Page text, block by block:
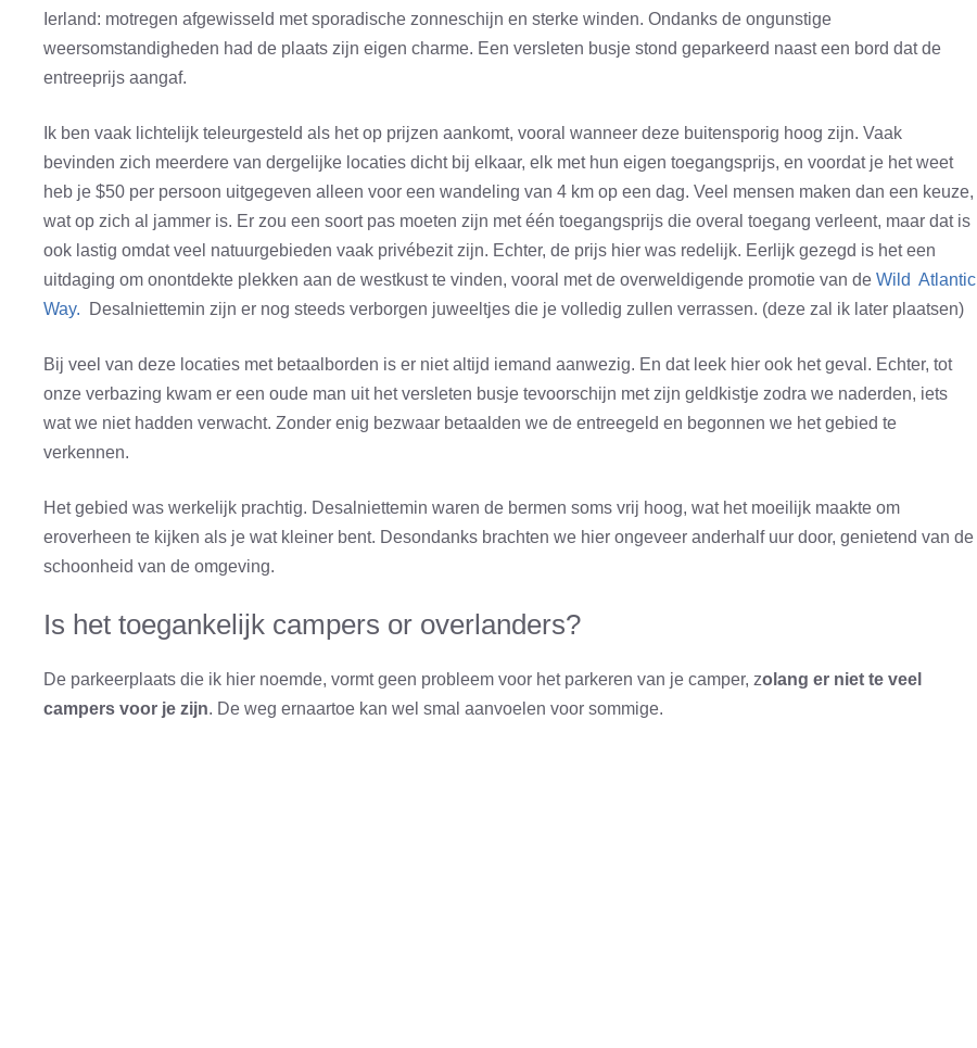
Ierland: motregen afgewisseld met sporadische zonneschijn en sterke winden. Ondanks de ongunstige
weersomstandigheden had de plaats zijn eigen charme. Een versleten busje stond geparkeerd naast een bord dat de
entreeprijs aangaf.
Ik ben vaak lichtelijk teleurgesteld als het op prijzen aankomt, vooral wanneer deze buitensporig hoog zijn. Vaak
bevinden zich meerdere van dergelijke locaties dicht bij elkaar, elk met hun eigen toegangsprijs, en voordat je het weet
heb je $50 per persoon uitgegeven alleen voor een wandeling van 4 km op een dag. Veel mensen maken dan een keuze,
wat op zich al jammer is. Er zou een soort pas moeten zijn met één toegangsprijs die overal toegang verleent, maar dat is
ook lastig omdat veel natuurgebieden vaak privébezit zijn. Echter, de prijs hier was redelijk. Eerlijk gezegd is het een
uitdaging om onontdekte plekken aan de westkust te vinden, vooral met de overweldigende promotie van de Wild Atlantic
Way.
Desalniettemin zijn er nog steeds verborgen juweeltjes die je volledig zullen verrassen. (deze zal ik later plaatsen)
Bij veel van deze locaties met betaalborden is er niet altijd iemand aanwezig. En dat leek hier ook het geval. Echter, tot
onze verbazing kwam er een oude man uit het versleten busje tevoorschijn met zijn geldkistje zodra we naderden, iets
wat we niet hadden verwacht. Zonder enig bezwaar betaalden we de entreegeld en begonnen we het gebied te
verkennen.
Het gebied was werkelijk prachtig. Desalniettemin waren de bermen soms vrij hoog, wat het moeilijk maakte om
eroverheen te kijken als je wat kleiner bent. Desondanks brachten we hier ongeveer anderhalf uur door, genietend van de
schoonheid van de omgeving.
Is het toegankelijk campers or overlanders?
De parkeerplaats die ik hier noemde, vormt geen probleem voor het parkeren van je camper, zolang er niet te veel
campers voor je zijn. De weg ernaartoe kan wel smal aanvoelen voor sommige.